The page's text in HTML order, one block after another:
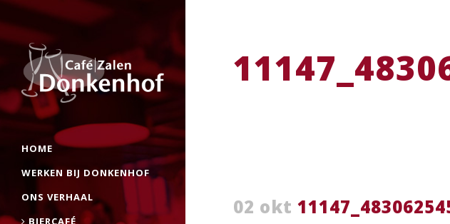
HOME
WERKEN BIJ DONKENHOF
ONS VERHAAL
BIERCAFÉ
02 okt